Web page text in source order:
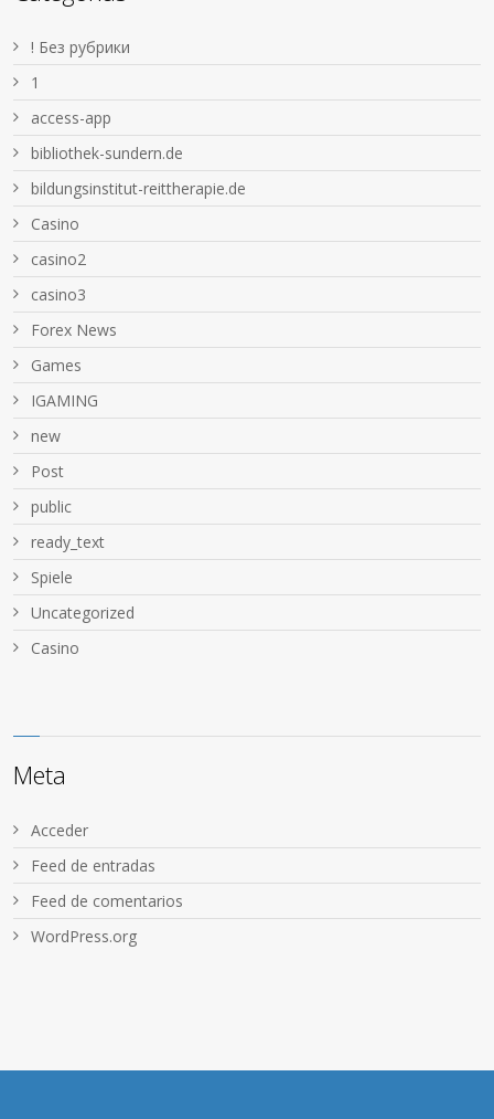
! Без рубрики
1
access-app
bibliothek-sundern.de
bildungsinstitut-reittherapie.de
Casino
casino2
casino3
Forex News
Games
IGAMING
new
Post
public
ready_text
Spiele
Uncategorized
Сasino
Meta
Acceder
Feed de entradas
Feed de comentarios
WordPress.org